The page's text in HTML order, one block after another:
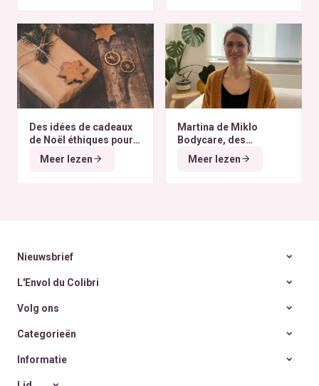
Des idées de cadeaux
de Noël éthiques pour
tous les budgets
Meer lezen
Martina de Miklo
Bodycare, des
déodorants naturels et
zéro déchet
A la
Meer lezen
Nieuwsbrief
L'Envol du Colibri
Volg ons
Categorieën
Informatie